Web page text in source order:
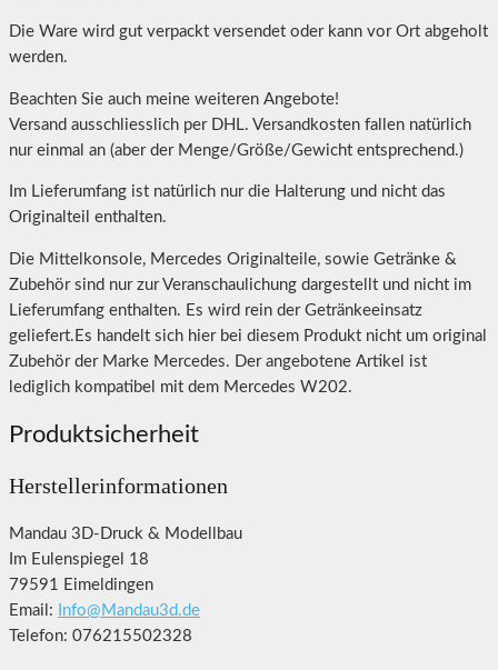
Die Ware wird gut verpackt versendet oder kann vor Ort abgeholt
werden.
Beachten Sie auch meine weiteren Angebote!
Versand ausschliesslich per DHL. Versandkosten fallen natürlich
nur einmal an (aber der Menge/Größe/Gewicht entsprechend.)
Im Lieferumfang ist natürlich nur die Halterung und nicht das
Originalteil enthalten.
Die Mittelkonsole, Mercedes Originalteile, sowie Getränke &
Zubehör sind nur zur Veranschaulichung dargestellt und nicht im
Lieferumfang enthalten. Es wird rein der Getränkeeinsatz
geliefert.Es handelt sich hier bei diesem Produkt nicht um original
Zubehör der Marke Mercedes. Der angebotene Artikel ist
lediglich kompatibel mit dem Mercedes W202.
Produktsicherheit
Herstellerinformationen
Mandau 3D-Druck & Modellbau
Im Eulenspiegel 18
79591 Eimeldingen
Email:
Info@Mandau3d.de
Telefon: 076215502328